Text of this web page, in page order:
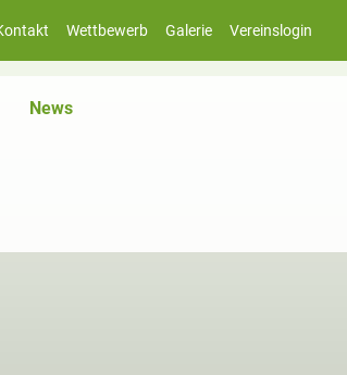
Wettbewerb Galerie Vereinslogin
News